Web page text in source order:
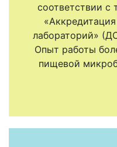
соответствии с
лабораторий»
Опыт работы
пищевой